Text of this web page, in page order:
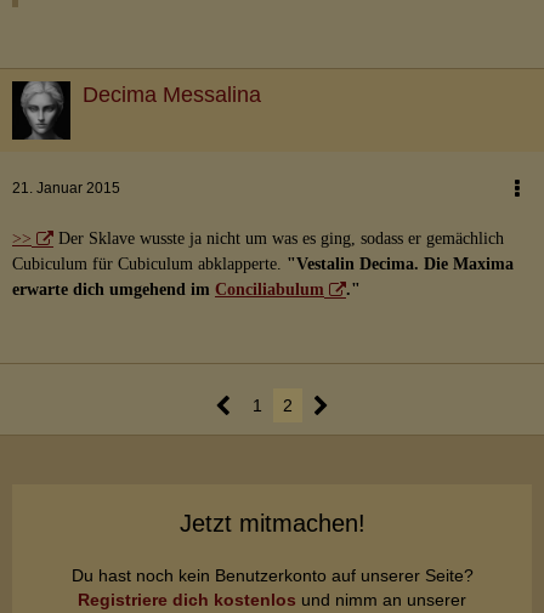
Decima Messalina
21. Januar 2015
>>
Der Sklave wusste ja nicht um was es ging, sodass er gemächlich
Cubiculum für Cubiculum abklapperte. "Vestalin Decima. Die Maxima
erwarte dich umgehend im Conciliabulum ."
1 2
Jetzt mitmachen!
Du hast noch kein Benutzerkonto auf unserer Seite?
Registriere dich kostenlos und nimm an unserer